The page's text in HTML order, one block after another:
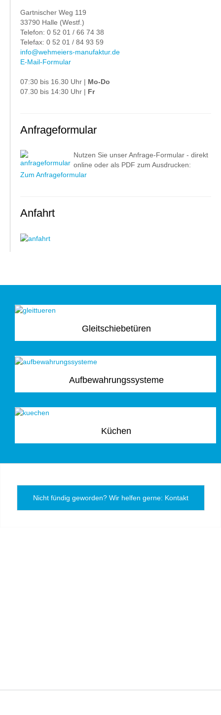
Gartnischer Weg 119
33790 Halle (Westf.)
Telefon: 0 52 01 / 66 74 38
Telefax: 0 52 01 / 84 93 59
info@wehmeiers-manufaktur.de
E-Mail-Formular
07:30 bis 16.30 Uhr | Mo-Do
07.30 bis 14:30 Uhr | Fr
Anfrageformular
Nutzen Sie unser Anfrage-Formular - direkt
online oder als PDF zum Ausdrucken:
Zum Anfrageformular
Anfahrt
Gleitschiebetüren
Aufbewahrungssysteme
Küchen
Nicht fündig geworden? Wir helfen gerne: Kontakt